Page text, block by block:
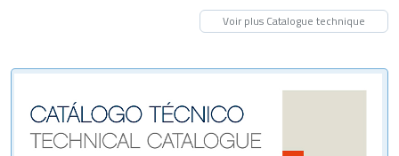
Voir plus Catalogue technique